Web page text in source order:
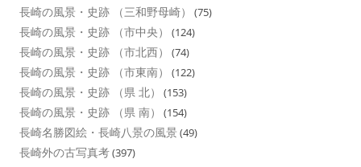
長崎の風景・史跡 （三和野母崎） (75)
長崎の風景・史跡 （市中央） (124)
長崎の風景・史跡 （市北西） (74)
長崎の風景・史跡 （市東南） (122)
長崎の風景・史跡 （県 北） (153)
長崎の風景・史跡 （県 南） (154)
長崎名勝図絵・長崎八景の風景 (49)
長崎外の古写真考(397)